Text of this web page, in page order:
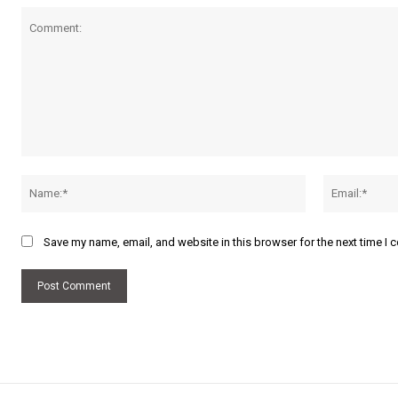
Save my name, email, and website in this browser for the next time I